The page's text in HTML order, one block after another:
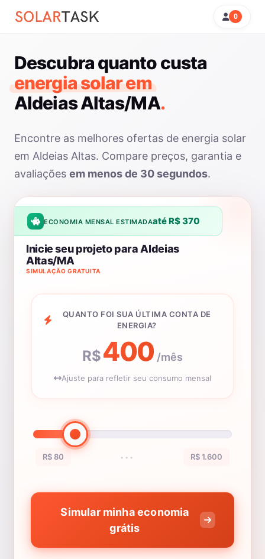
0
Descubra quanto custa
energia solar em
Aldeias Altas/MA.
Encontre as melhores ofertas de energia solar
em Aldeias Altas. Compare preços, garantia e
avaliações em menos de 30 segundos.
ECONOMIA MENSAL ESTIMADAaté R$ 370
SIMULAÇÃO GRATUITA
Inicie seu projeto para Aldeias
Altas/MA
QUANTO FOI SUA ÚLTIMA CONTA DE
ENERGIA?
R$400 /mês
Ajuste para refletir seu consumo mensal
R$ 80 ••• R$ 1.600
Simular minha economia
grátis